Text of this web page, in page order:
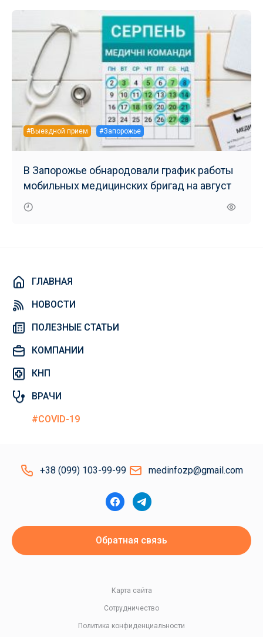
#Выездной прием #Запорожье
В Запорожье обнародовали график работы
мобильных медицинских бригад на август
ГЛАВНАЯ
НОВОСТИ
ПОЛЕЗНЫЕ СТАТЬИ
КОМПАНИИ
КНП
ВРАЧИ
#COVID-19
+38 (099) 103-99-99 medinfozp@gmail.com
Обратная связь
Политика конфиденциальности
Сотрудничество
Карта сайта